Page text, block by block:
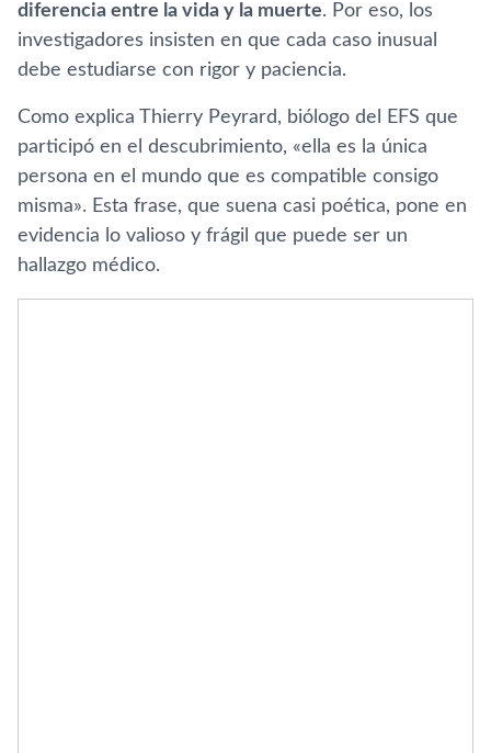
diferencia entre la vida y la muerte. Por eso, los
investigadores insisten en que cada caso inusual
debe estudiarse con rigor y paciencia.
Como explica Thierry Peyrard, biólogo del EFS que
participó en el descubrimiento, «ella es la única
persona en el mundo que es compatible consigo
misma». Esta frase, que suena casi poética, pone en
evidencia lo valioso y frágil que puede ser un
hallazgo médico.